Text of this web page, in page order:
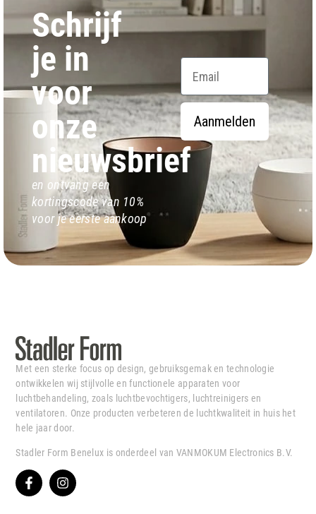
Schrijf
je in
voor
onze
nieuwsbrief
en ontvang een
kortingscode van 10%
voor je eerste aankoop
Email
Aanmelden
Met een sterke focus op design, gebruiksgemak en technologie
ontwikkelen wij stijlvolle en functionele apparaten voor
luchtbehandeling, zoals luchtbevochtigers, luchtreinigers en
ventilatoren. Onze producten verbeteren de luchtkwaliteit in huis het
hele jaar door.
Stadler Form Benelux is onderdeel van VANMOKUM Electronics B.V.